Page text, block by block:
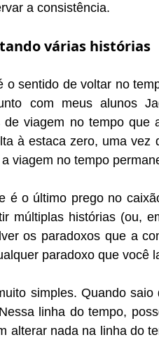
a consistência.
várias histórias
o sentido de voltar no
com meus alunos
de viagem no tempo que
à estaca zero, uma
viagem no tempo
é o último prego no
múltiplas histórias (ou,
os paradoxos que a
paradoxo que você
simples. Quando
linha do tempo,
alterar nada na linha do